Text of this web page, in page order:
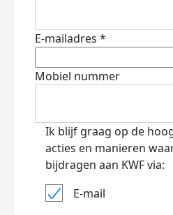
E-mailadres *
Mobiel nummer
Ik blijf graag op de
acties en manieren
bijdragen aan KWF via:
E-mail